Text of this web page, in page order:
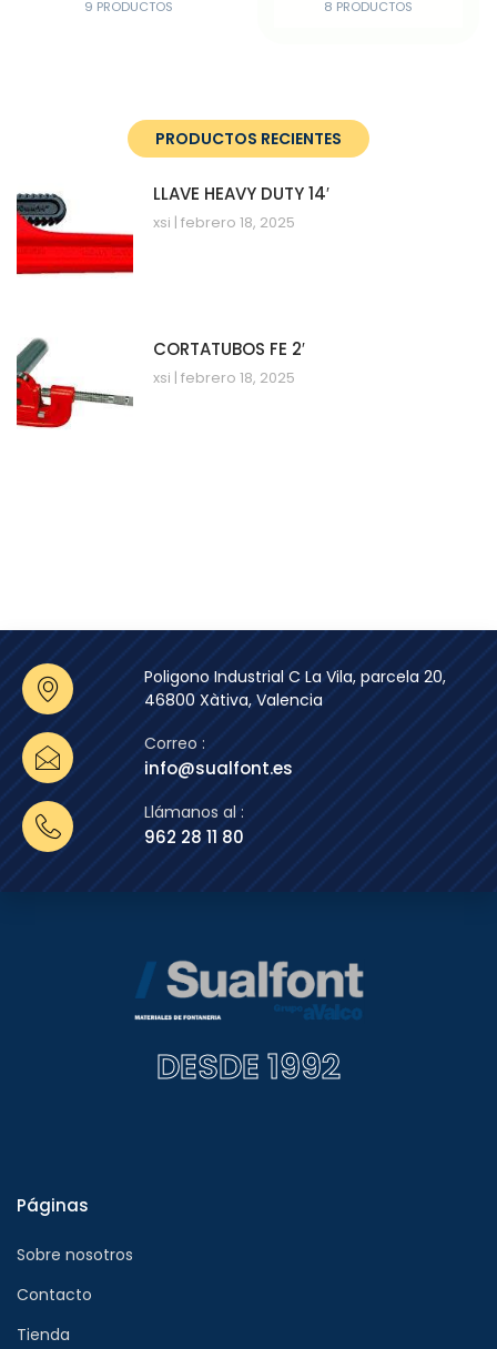
9 PRODUCTOS 8 PRODUCTOS
PRODUCTOS RECIENTES
LLAVE HEAVY DUTY 14′
xsi febrero 18, 2025
CORTATUBOS FE 2′
xsi febrero 18, 2025
Poligono Industrial C La Vila, parcela 20,
46800 Xàtiva, Valencia
Correo :
info@sualfont.es
Llámanos al :
962 28 11 80
DESDE 1992
Páginas
Sobre nosotros
Contacto
Tienda